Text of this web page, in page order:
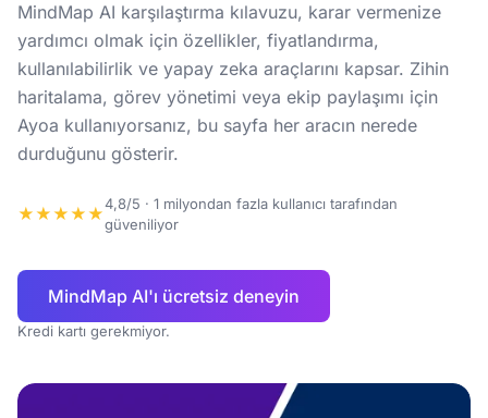
MindMap AI karşılaştırma kılavuzu, karar vermenize
yardımcı olmak için özellikler, fiyatlandırma,
kullanılabilirlik ve yapay zeka araçlarını kapsar. Zihin
haritalama, görev yönetimi veya ekip paylaşımı için
Ayoa kullanıyorsanız, bu sayfa her aracın nerede
durduğunu gösterir.
★★★★★4,8/5 · 1 milyondan fazla kullanıcı tarafından
güveniliyor
MindMap AI'ı ücretsiz deneyin
Kredi kartı gerekmiyor.